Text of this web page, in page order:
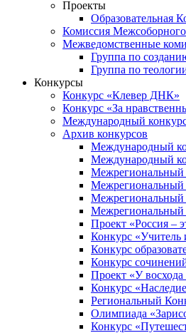
Проекты
Образовательная
Комиссия
Межведомственные
Группа по
Группа по
Конкурсы
Конкурс «Клевер ДНК»
Конкурс «За
Международный конкурс
Архив конкурсов
Международный
Международный
Межрегиональный
Межрегиональный
Межрегиональный
Межрегиональный
Проект «Россия –
Конкурс «Учитель
Конкурс
Конкурс
Проект «У восхода
Конкурс
Региональный
Олимпиада
Конкурс